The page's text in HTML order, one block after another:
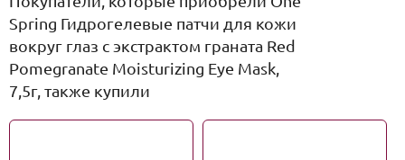
Spring Гидрогелевые патчи для кожи
вокруг глаз с экстрактом граната Red
Pomegranate Moisturizing Eye Mask,
7,5г, также купили